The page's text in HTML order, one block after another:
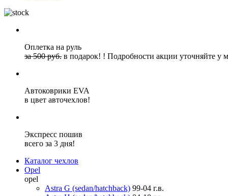
Оплетка на руль
за 500 руб. в подарок! ! Подробности акции уточняйте у
Автоковрики EVA
в цвет авточехлов!
Экспресс пошив
всего за 3 дня!
Каталог чехлов
Opel
opel
Astra G (sedan/hatchback) 99-04 г.в.